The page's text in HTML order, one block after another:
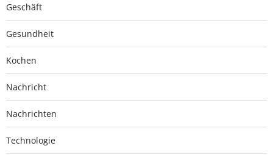
Geschäft
Gesundheit
Kochen
Nachricht
Nachrichten
Technologie